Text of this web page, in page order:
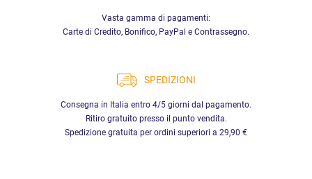
Vasta gamma di pagamenti:
Carte di Credito, Bonifico, PayPal e Contrassegno.
SPEDIZIONI
Consegna in Italia entro 4/5 giorni dal pagamento.
Ritiro gratuito presso il punto vendita.
Spedizione gratuita per ordini superiori a 29,90 €